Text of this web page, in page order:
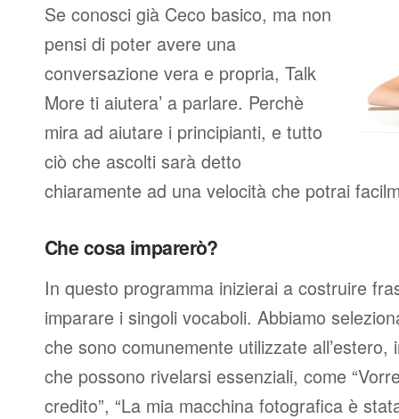
Se conosci già Ceco basico, ma non
pensi di poter avere una
conversazione vera e propria, Talk
More ti aiutera’ a parlare. Perchè
mira ad aiutare i principianti, e tutto
ciò che ascolti sarà detto
chiaramente ad una velocità che potrai
Che cosa imparerò?
In questo programma inizierai a costruire
imparare i singoli vocaboli. Abbiamo
che sono comunemente utilizzate
che possono rivelarsi essenziali, come
credito”, “La mia macchina fotografica è